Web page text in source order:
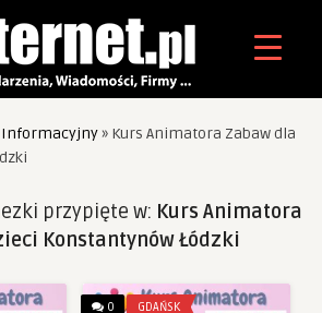
Informacyjny» Kurs Animatora Zabaw dla
przypięte w: Kurs Animatora
Konstantynów Łódzki
0 GDAŃSK